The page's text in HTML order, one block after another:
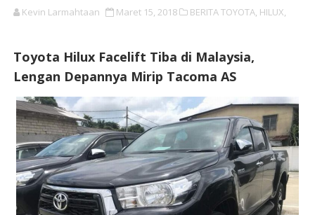
Kevin Larmahtaan Maret 15, 2018 BERITA TOYOTA, HILUX,
Toyota Hilux Facelift Tiba di Malaysia,
Lengan Depannya Mirip Tacoma AS